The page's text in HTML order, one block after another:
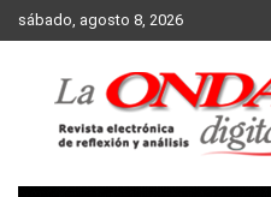
Skip
to
sábado, agosto 8, 2026